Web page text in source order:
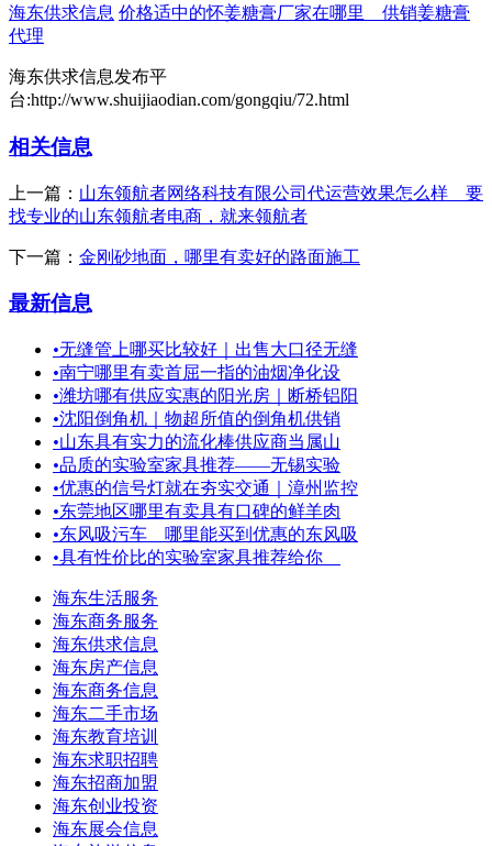
海东供求信息 价格适中的怀姜糖膏厂家在哪里＿供销姜糖膏
代理
海东供求信息发布平
台:http://www.shuijiaodian.com/gongqiu/72.html
相关信息
上一篇： 山东领航者网络科技有限公司代运营效果怎么样 要
找专业的山东领航者电商，就来领航者
下一篇： 金刚砂地面，哪里有卖好的路面施工
最新信息
•无缝管上哪买比较好｜出售大口径无缝
•南宁哪里有卖首屈一指的油烟净化设
•潍坊哪有供应实惠的阳光房｜断桥铝阳
•沈阳倒角机｜物超所值的倒角机供销
•山东具有实力的流化棒供应商当属山
•品质的实验室家具推荐——无锡实验
•优惠的信号灯就在夯实交通｜漳州监控
•东莞地区哪里有卖具有口碑的鲜羊肉
•东风吸污车＿哪里能买到优惠的东风吸
•具有性价比的实验室家具推荐给你
海东生活服务
海东商务服务
海东供求信息
海东房产信息
海东商务信息
海东二手市场
海东教育培训
海东求职招聘
海东招商加盟
海东创业投资
海东展会信息